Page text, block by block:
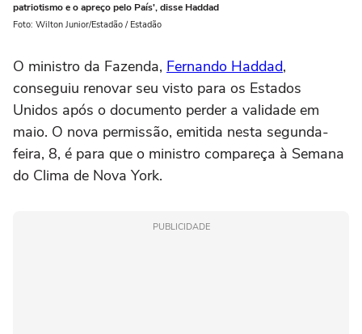
patriotismo e o apreço pelo País', disse Haddad
Foto: Wilton Junior/Estadão / Estadão
O ministro da Fazenda, Fernando Haddad,
conseguiu renovar seu visto para os Estados
Unidos após o documento perder a validade em
maio. O nova permissão, emitida nesta segunda-
feira, 8, é para que o ministro compareça à Semana
do Clima de Nova York.
PUBLICIDADE